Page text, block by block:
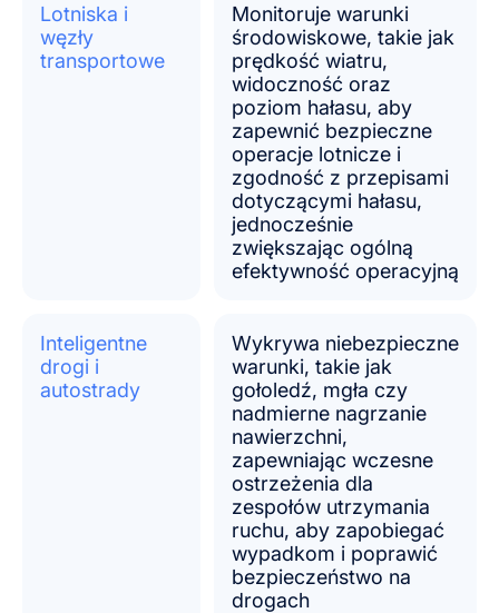
Lotniska i
węzły
transportowe
Monitoruje warunki
środowiskowe, takie jak
prędkość wiatru,
widoczność oraz
poziom hałasu, aby
zapewnić bezpieczne
operacje lotnicze i
zgodność z przepisami
dotyczącymi hałasu,
jednocześnie
zwiększając ogólną
efektywność operacyjną
Inteligentne
drogi i
autostrady
Wykrywa niebezpieczne
warunki, takie jak
gołoledź, mgła czy
nadmierne nagrzanie
nawierzchni,
zapewniając wczesne
ostrzeżenia dla
zespołów utrzymania
ruchu, aby zapobiegać
wypadkom i poprawić
bezpieczeństwo na
drogach